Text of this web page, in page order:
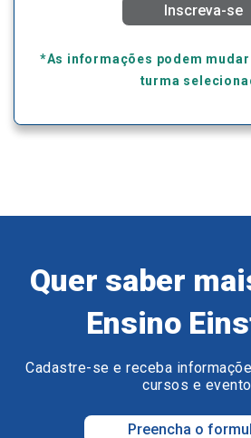
Inscreva-se
*As informações podem
turma
Quer saber
Ensino
Cadastre-se e receba
cursos e
Preencha o